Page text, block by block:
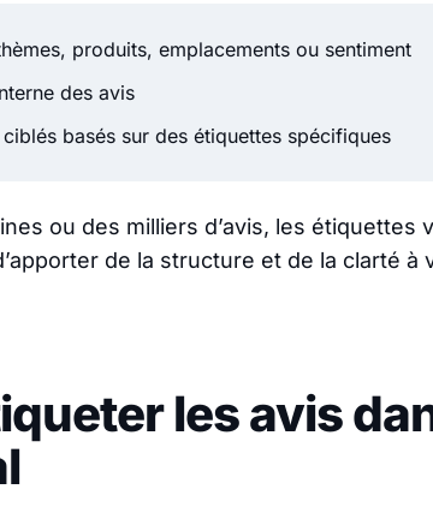
produits, emplacements ou sentiment
des avis
basés sur des étiquettes spécifiques
ou des milliers d’avis, les étiquettes
de la structure et de la clarté à
les avis